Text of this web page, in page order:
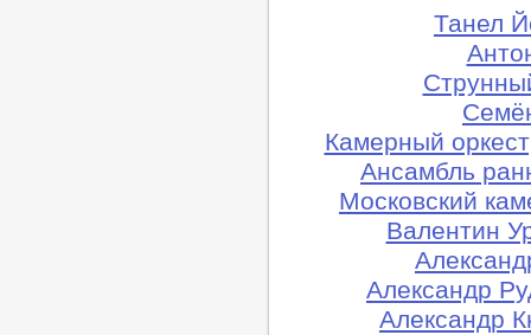
Танел
Камерный
Ансамбль
Московский
Валентин
Александр
Александр